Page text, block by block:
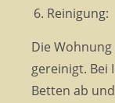
Reinigung:
Die
gereinigt. Bei
Betten ab